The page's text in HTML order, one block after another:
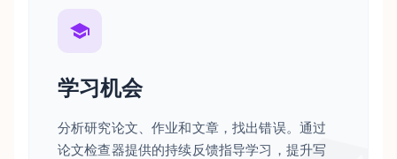
学习机会
分析研究论文、作业和文章，找出错误。通过
论文检查器提供的持续反馈指导学习，提升写